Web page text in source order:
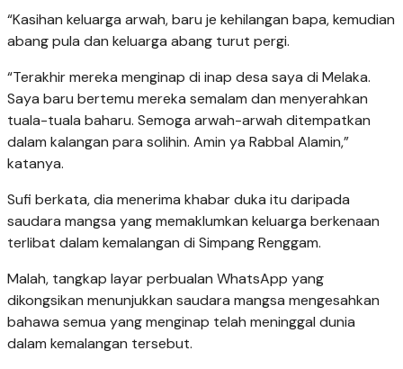
“Kasihan keluarga arwah, baru je kehilangan bapa, kemudian
abang pula dan keluarga abang turut pergi.
“Terakhir mereka menginap di inap desa saya di Melaka.
Saya baru bertemu mereka semalam dan menyerahkan
tuala-tuala baharu. Semoga arwah-arwah ditempatkan
dalam kalangan para solihin. Amin ya Rabbal Alamin,”
katanya.
Sufi berkata, dia menerima khabar duka itu daripada
saudara mangsa yang memaklumkan keluarga berkenaan
terlibat dalam kemalangan di Simpang Renggam.
Malah, tangkap layar perbualan WhatsApp yang
dikongsikan menunjukkan saudara mangsa mengesahkan
bahawa semua yang menginap telah meninggal dunia
dalam kemalangan tersebut.